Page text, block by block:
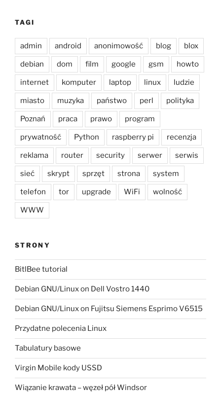
TAGI
admin android anonimowość blog blox
debian dom film google gsm howto
internet komputer laptop linux ludzie
miasto muzyka państwo perl polityka
Poznań praca prawo program
prywatność Python raspberry pi recenzja
reklama router security serwer serwis
sieć skrypt sprzęt strona system
telefon tor upgrade WiFi wolność
WWW
STRONY
BitlBee tutorial
Debian GNU/Linux on Dell Vostro 1440
Debian GNU/Linux on Fujitsu Siemens Esprimo V6515
Przydatne polecenia Linux
Tabulatury basowe
Virgin Mobile kody USSD
Wiązanie krawata – węzeł pół Windsor